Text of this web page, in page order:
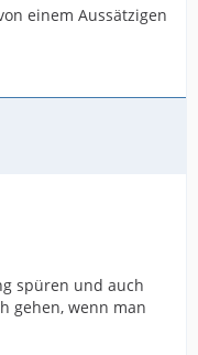
einem Aussätzigen
spüren und auch
gehen, wenn man